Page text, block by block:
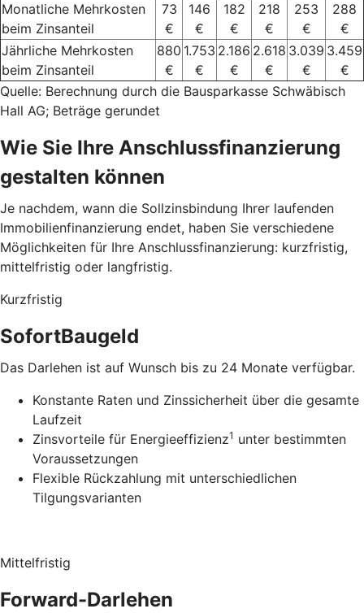
Monatliche Mehrkosten
beim Zinsanteil
73
€
146
€
182
€
218
€
253
€
288
€
Jährliche Mehrkosten
beim Zinsanteil
880
€
1.753
€
2.186
€
2.618
€
3.039
€
3.459
€
Quelle: Berechnung durch die Bausparkasse Schwäbisch
Hall AG; Beträge gerundet
Wie Sie Ihre Anschlussfinanzierung
gestalten können
Je nachdem, wann die Sollzinsbindung Ihrer laufenden
Immobilienfinanzierung endet, haben Sie verschiedene
Möglichkeiten für Ihre Anschlussfinanzierung: kurzfristig,
mittelfristig oder langfristig.
Kurzfristig
SofortBaugeld
Das Darlehen ist auf Wunsch bis zu 24 Monate verfügbar.
Konstante Raten und Zinssicherheit über die gesamte
Laufzeit
Zinsvorteile für Energieeffizienz1 unter bestimmten
Voraussetzungen
Flexible Rückzahlung mit unterschiedlichen
Tilgungsvarianten
Mittelfristig
Forward-Darlehen